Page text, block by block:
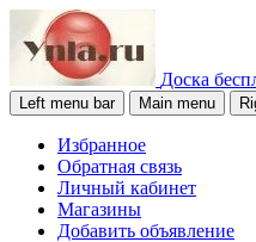
Доска
Left menu bar Main menu
Избранное
Обратная связь
Личный кабинет
Магазины
Добавить объявление